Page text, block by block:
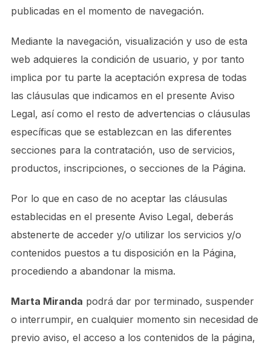
publicadas en el momento de navegación.
Mediante la navegación, visualización y uso de esta
web adquieres la condición de usuario, y por tanto
implica por tu parte la aceptación expresa de todas
las cláusulas que indicamos en el presente Aviso
Legal, así como el resto de advertencias o cláusulas
específicas que se establezcan en las diferentes
secciones para la contratación, uso de servicios,
productos, inscripciones, o secciones de la Página.
Por lo que en caso de no aceptar las cláusulas
establecidas en el presente Aviso Legal, deberás
abstenerte de acceder y/o utilizar los servicios y/o
contenidos puestos a tu disposición en la Página,
procediendo a abandonar la misma.
Marta Miranda podrá dar por terminado, suspender
o interrumpir, en cualquier momento sin necesidad de
previo aviso, el acceso a los contenidos de la página,